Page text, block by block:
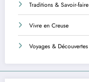
Traditions & Savoir-faire
Vivre en Creuse
Voyages & Découvertes